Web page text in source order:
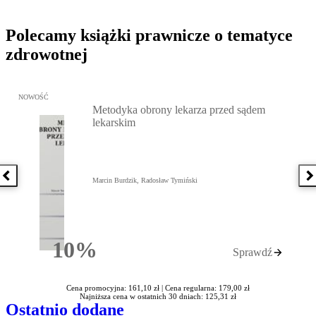
Polecamy książki prawnicze o tematyce
zdrowotnej
Poprzednia książka
Przejdź do: Metodyka obrony lekarza przed sądem lekarskim,
NOWOŚĆ
10%Rabatu
Metodyka obrony lekarza przed sądem
lekarskim
Marcin Burdzik, Radosław Tymiński
Sprawdź
Cena promocyjna: 161,10 zł | Cena regularna: 179,00 zł
Najniższa cena w ostatnich 30 dniach: 125,31 zł
Ostatnio dodane